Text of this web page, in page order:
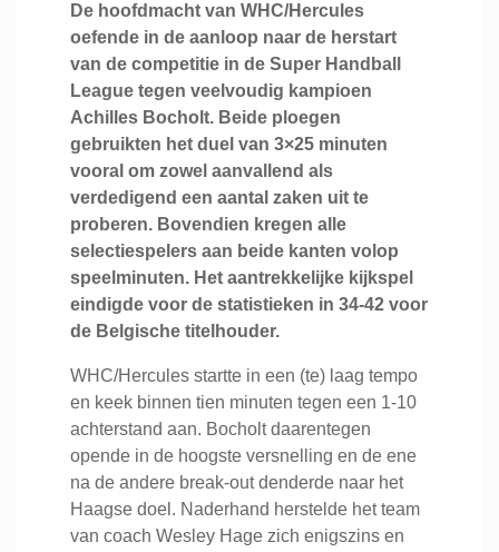
De hoofdmacht van WHC/Hercules
oefende in de aanloop naar de herstart
van de competitie in de Super Handball
League tegen veelvoudig kampioen
Achilles Bocholt. Beide ploegen
gebruikten het duel van 3×25 minuten
vooral om zowel aanvallend als
verdedigend een aantal zaken uit te
proberen. Bovendien kregen alle
selectiespelers aan beide kanten volop
speelminuten. Het aantrekkelijke kijkspel
eindigde voor de statistieken in 34-42 voor
de Belgische titelhouder.
WHC/Hercules startte in een (te) laag tempo
en keek binnen tien minuten tegen een 1-10
achterstand aan. Bocholt daarentegen
opende in de hoogste versnelling en de ene
na de andere break-out denderde naar het
Haagse doel. Naderhand herstelde het team
van coach Wesley Hage zich enigszins en